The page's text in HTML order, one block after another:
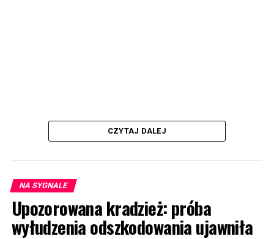
CZYTAJ DALEJ
NA SYGNALE
Upozorowana kradzież: próba
wyłudzenia odszkodowania ujawniła